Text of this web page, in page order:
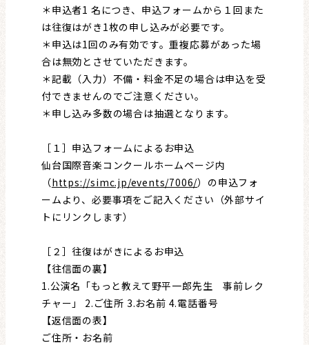
＊申込者1 名につき、申込フォームから１回また
は往復はがき1枚の申し込みが必要です。
＊申込は1回のみ有効です。重複応募があった場
合は無効とさせていただきます。
＊記載（入力）不備・料金不足の場合は申込を受
付できませんのでご注意ください。
＊申し込み多数の場合は抽選となります。
［１］申込フォームによるお申込
仙台国際音楽コンクールホームページ内
（https://simc.jp/events/7006/）の申込フォ
ームより、必要事項をご記入ください（外部サイ
トにリンクします）
［２］往復はがきによるお申込
【往信面の裏】
1.公演名「もっと教えて野平一郎先生 事前レク
チャー」 2.ご住所 3.お名前 4.電話番号
【返信面の表】
ご住所・お名前